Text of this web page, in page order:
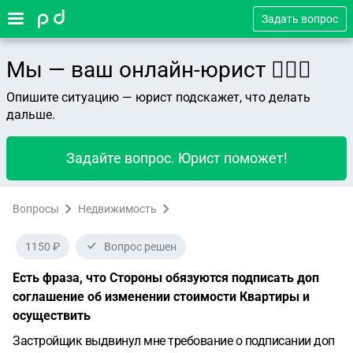
Задать вопрос
Мы — ваш онлайн-юрист 👨🏻‍⚖️
Опишите ситуацию — юрист подскажет, что делать
дальше.
Задайте вопрос. Юрист поможет!
Вопросы Недвижимость
1150 ₽ Вопрос решен
Есть фраза, что Стороны обязуются подписать доп
соглашение об изменении стоимости Квартиры и
осуществить
Застройщик выдвинул мне требование о подписании доп